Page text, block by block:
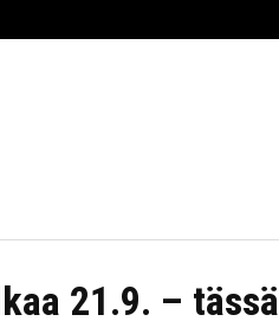
21.9. – tässä